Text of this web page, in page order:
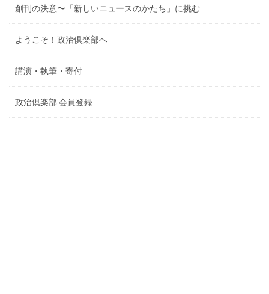
創刊の決意〜「新しいニュースのかたち」に挑む
ようこそ！政治倶楽部へ
講演・執筆・寄付
政治倶楽部 会員登録